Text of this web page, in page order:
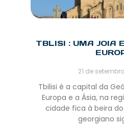
TBLISI : UMA JOIA
21 de
Tbilisi é a capital da
Europa e a Ásia, na
cidade fica à beira
georgiano